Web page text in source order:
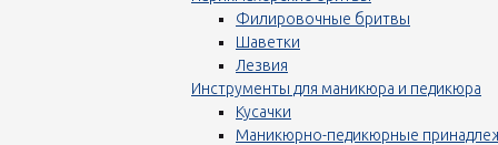
Филировочные бритвы
Шаветки
Лезвия
Инструменты для маникюра и педикюра
Кусачки
Маникюрно-педикюрные